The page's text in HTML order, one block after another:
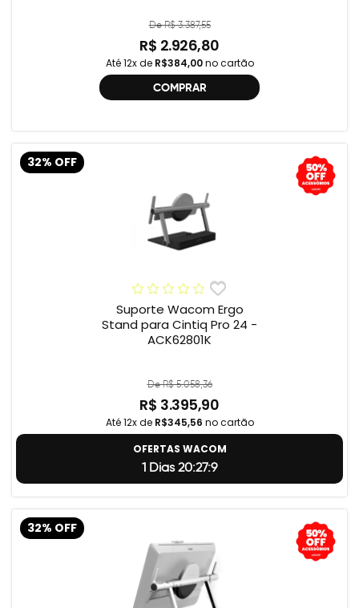
De R$ 3.387,55
R$ 2.926,80
Até 12x de R$384,00no cartão
COMPRAR
32% OFF
Suporte Wacom Ergo
Stand para Cintiq Pro 24 -
ACK62801K
De R$ 5.058,36
R$ 3.395,90
Até 12x de R$345,56 no cartão
OFERTAS WACOM
1 Dias 20:27:8
32% OFF